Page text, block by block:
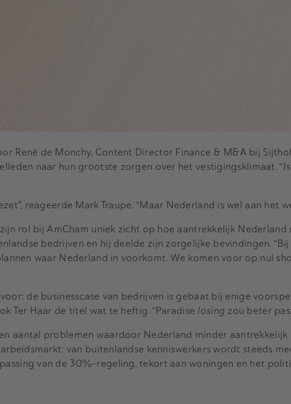
René de Monchy, Content Director Finance & M&A bij
naar hun grootste zorgen over het vestigingsklimaat.
reageerde Mark Traupe. “Maar Nederland is wel aan het
rol bij AmCham uniek zicht op hoe aantrekkelijk Nederland
bedrijven en hij deelde zijn zorgelijke bevindingen.
waar Nederland in voorkomt. We komen voor op nul
de businesscase van bedrijven is gebaat bij enige
Ter Haar de titel wat te heftig. “Paradise losing zou beter
aantal problemen waardoor Nederland minder aantrekkelijk
van buitenlandse kenniswerkers wordt steeds
van de 30%-regeling, tekort aan woningen en het